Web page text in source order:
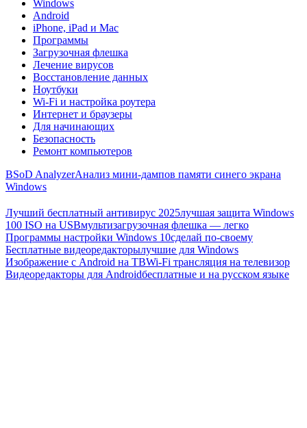
Windows
Android
iPhone, iPad и Mac
Программы
Загрузочная флешка
Лечение вирусов
Восстановление данных
Ноутбуки
Wi-Fi и настройка роутера
Интернет и браузеры
Для начинающих
Безопасность
Ремонт компьютеров
BSoD AnalyzerАнализ мини-дампов памяти синего экрана
Windows
Лучший бесплатный антивирус 2025лучшая защита Windows
100 ISO на USBмультизагрузочная флешка — легко
Программы настройки Windows 10сделай по-своему
Бесплатные видеоредакторылучшие для Windows
Изображение с Android на ТВWi-Fi трансляция на телевизор
Видеоредакторы для Androidбесплатные и на русском языке